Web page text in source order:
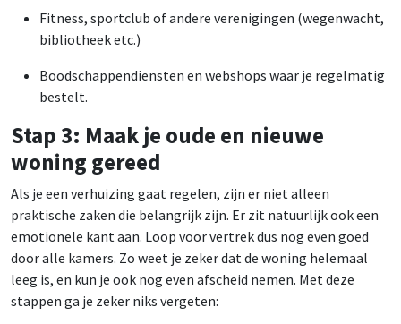
Fitness, sportclub of andere verenigingen (wegenwacht,
bibliotheek etc.)
Boodschappendiensten en webshops waar je regelmatig
bestelt.
Stap 3: Maak je oude en nieuwe
woning gereed
Als je een verhuizing gaat regelen, zijn er niet alleen
praktische zaken die belangrijk zijn. Er zit natuurlijk ook een
emotionele kant aan. Loop voor vertrek dus nog even goed
door alle kamers. Zo weet je zeker dat de woning helemaal
leeg is, en kun je ook nog even afscheid nemen. Met deze
stappen ga je zeker niks vergeten: